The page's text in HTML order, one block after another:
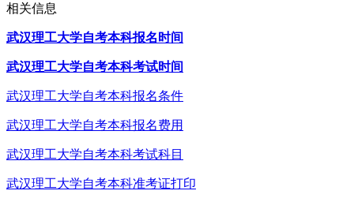
相关信息
武汉理工大学自考本科报名时间
武汉理工大学自考本科考试时间
武汉理工大学自考本科报名条件
武汉理工大学自考本科报名费用
武汉理工大学自考本科考试科目
武汉理工大学自考本科准考证打印